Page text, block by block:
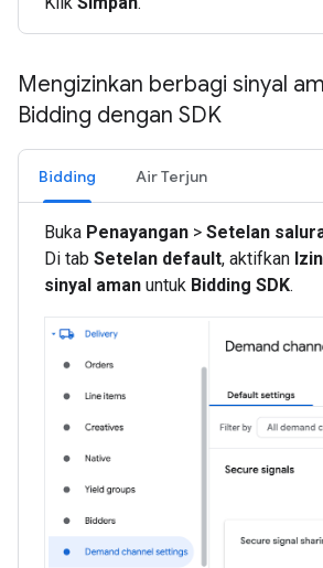
Mengizinkan berbagi sinyal
Bidding dengan SDK
Bidding Air Terjun
Buka Penayangan > Setelan
Di tab Setelan default, aktifkan
sinyal aman untuk Bidding SDK.